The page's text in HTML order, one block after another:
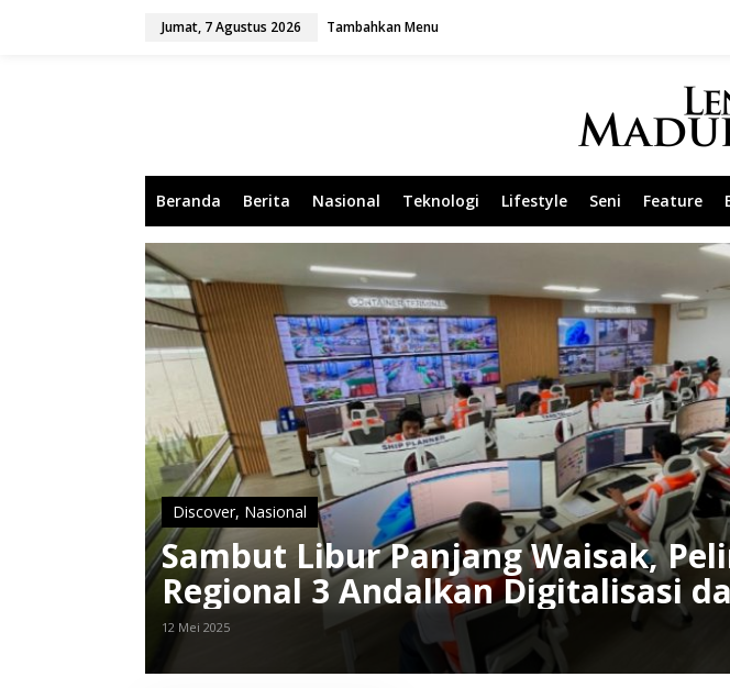
Jumat, 7 Agustus 2026 Tambahkan Menu
Beranda Berita Nasional Teknologi Lifestyle Seni Feature
Discover, Nasional
Sambut Libur Panjang Waisak,
Regional 3 Andalkan Digitalisasi
12 Mei 2025